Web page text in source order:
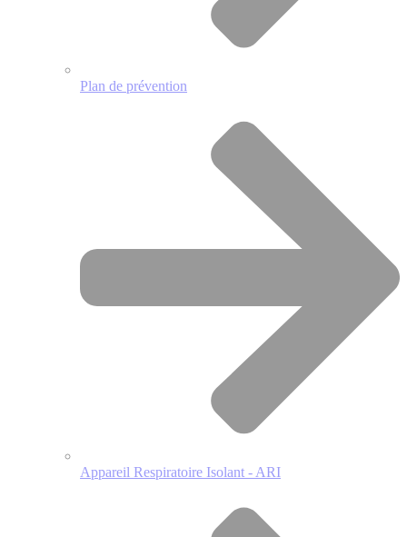
Plan de prévention
Appareil Respiratoire Isolant - ARI